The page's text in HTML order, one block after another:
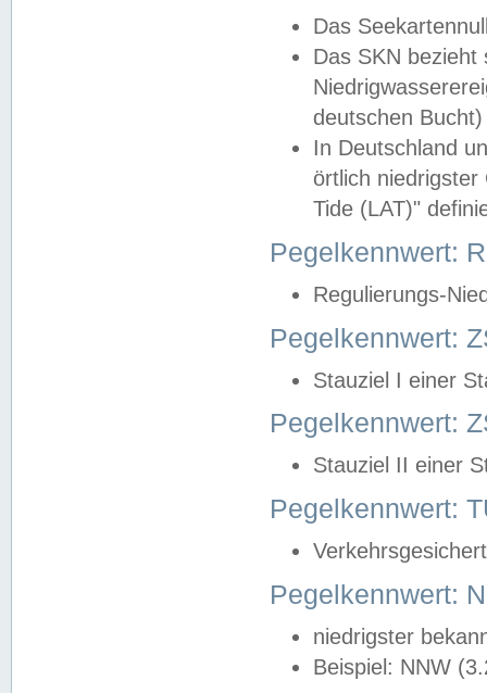
Das
Das SKN
deutschen
In Deutschland
örtlich
Tide (LAT)"
Pegelkennwert:
Regulierungs-
Pegelkennwert:
Stauziel I einer
Pegelkennwert:
Stauziel II einer
Pegelkennwert:
Pegelkennwert:
niedrigster
Beispiel: NNW